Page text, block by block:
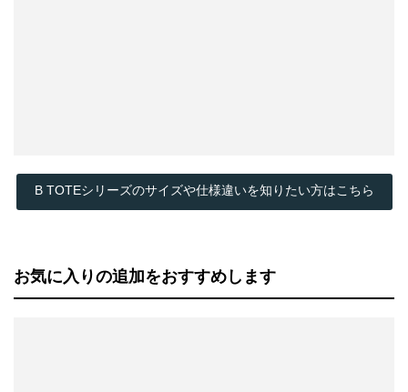
B TOTEシリーズのサイズや仕様違いを知りたい方はこちら
お気に入りの追加をおすすめします